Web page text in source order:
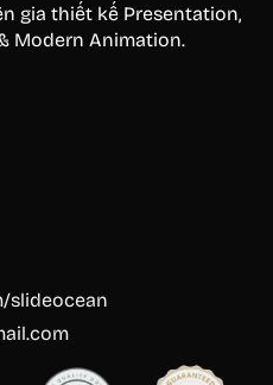
gia thiết kế Presentation,
Modern Animation.
slideocean